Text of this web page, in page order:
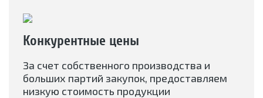
Конкурентные цены
За счет собственного производства и
больших партий закупок, предоставляем
низкую стоимость продукции